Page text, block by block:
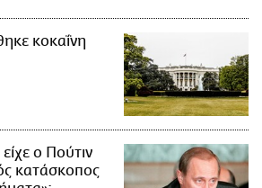
κοκαΐνη
ο Πούτιν
κατάσκοπος